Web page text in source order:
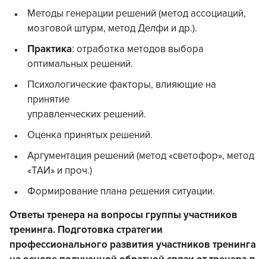
Методы генерации решений (метод ассоциаций,
мозговой штурм, метод Делфи и др.).
Практика: отработка методов выбора
оптимальных решений.
Психологические факторы, влияющие на
принятие
управленческих решений.
Оценка принятых решений.
Аргументация решений (метод «светофор», метод
«ТАИ» и проч.)
Формирование плана решения ситуации.
Ответы тренера на вопросы группы участников
тренинга. Подготовка стратегии
профессионального развития участников тренинга